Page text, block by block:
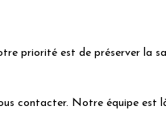
priorité est de préserver la
contacter. Notre équipe est